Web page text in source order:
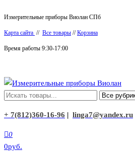
к
содержимому
Измерительные приборы Виолан СПб
Карта сайта // Все товары //Корзина
Время работы 9:30-17:00
Измерительные приборы Виолан
+ 7(812)360-16-96 | linga7@yandex.ru
0
0руб.